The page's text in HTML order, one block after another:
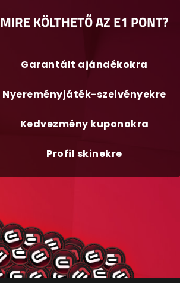
MIRE KÖLTHETŐ AZ E1 PONT?
Garantált ajándékokra
Nyereményjáték-szelvényekre
Kedvezmény kuponokra
Profil skinekre